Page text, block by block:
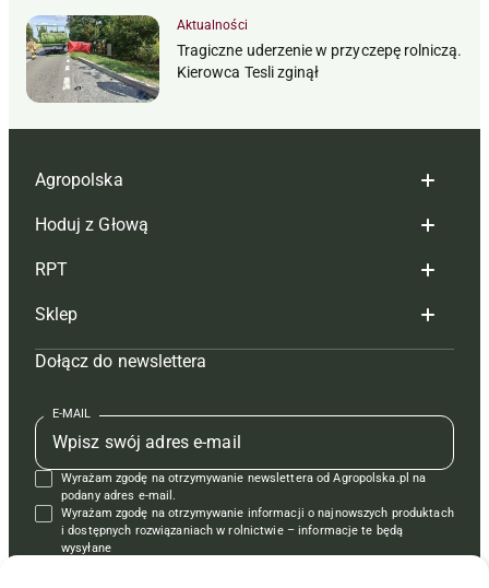
Aktualności
Tragiczne uderzenie w przyczepę rolniczą.
Kierowca Tesli zginął
Agropolska
Redakcja
Reklama
Tagi
Mapa serwisu
Kontakt
Regulamin
Polityka prywatności
Hoduj z Głową
Hoduj z głową bydło
Hoduj z głową świnie
Prenumerata
Redakcja
Kontakt
Reklama
RPT
Redakcja
Prenumerata
Reklama
Kontakt
Krzyżówki
Sklep
Czasopisma i prenumerata
Książki
Regulamin
Dołącz do newslettera
E-MAIL
Wyrażam zgodę na otrzymywanie newslettera od Agropolska.pl na
podany adres e-mail.
Wyrażam zgodę na otrzymywanie informacji o najnowszych produktach
i dostępnych rozwiązaniach w rolnictwie – informacje te będą
wysyłane